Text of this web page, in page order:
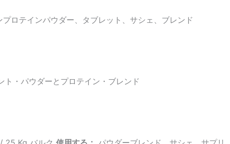
プロテインパウダー、タブレット、サシェ、ブレンド
ト・パウダーとプロテイン・ブレンド